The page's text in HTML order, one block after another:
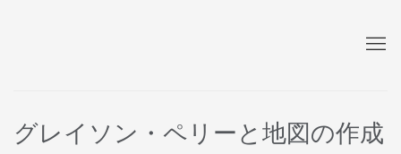
グレイソン・ペリーと地図の作成